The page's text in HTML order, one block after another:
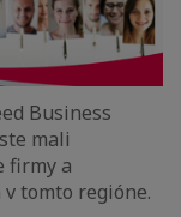
Business
mali
firmy a
tomto regióne.